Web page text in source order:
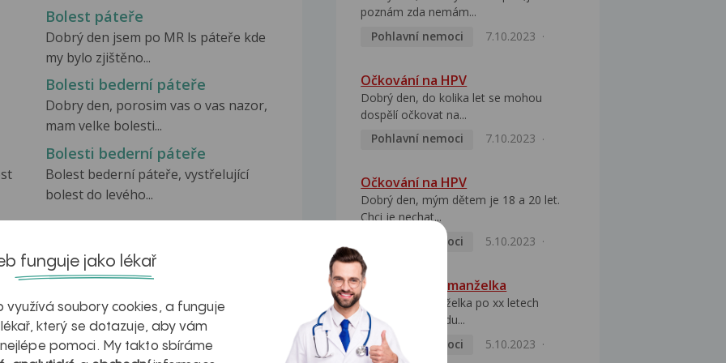
Bolest páteře
Dobrý den jsem po MR ls páteře kde
my bylo zjištěno...
Bolesti bederní páteře
Dobry den, porosim vas o vas nazor,
mam velke bolesti...
Bolesti bederní páteře
Bolest bederní páteře, vystřelující
bolest do levého...
zdravá játra?
poznám zda nemám...
Pohlavní nemoci
7.10.2023
Očkování na HPV
Dobrý den, do kolika let se mohou
dospělí očkovat na...
Pohlavní nemoci
7.10.2023
Očkování na HPV
Dobrý den, mým dětem je 18 a 20 let.
Chci je nechat...
Pohlavní nemoci
5.10.2023
HPV pozitivní manželka
Dobrý den, manželka po xx letech
přivezla z Východu...
Pohlavní nemoci
5.10.2023
funguje jako lékař
využívá soubory cookies, a funguje
který se dotazuje, aby vám
pomoci. My takto sbíráme